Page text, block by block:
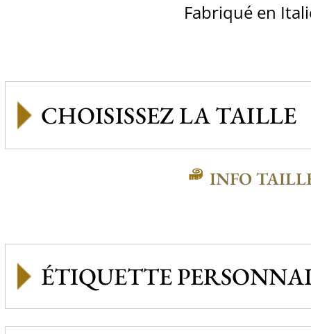
Fabriqué en
INFO
ÉTIQUETTE